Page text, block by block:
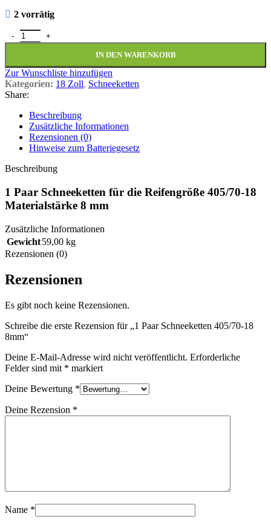
2 vorrätig
1 Paar Schneeketten 405/70-18 8mm Menge
IN DEN WARENKORB
Zur Wunschliste hinzufügen
Kategorien: 18 Zoll, Schneeketten
Share:
Beschreibung
Zusätzliche Informationen
Rezensionen (0)
Hinweise zum Batteriegesetz
Beschreibung
1 Paar Schneeketten für die Reifengröße 405/70-18
Materialstärke 8 mm
Zusätzliche Informationen
Gewicht59,00 kg
Rezensionen (0)
Rezensionen
Es gibt noch keine Rezensionen.
Schreibe die erste Rezension für „1 Paar Schneeketten 405/70-18
8mm“
Deine E-Mail-Adresse wird nicht veröffentlicht. Erforderliche
Felder sind mit * markiert
Deine Bewertung *
Deine Rezension *
Name *